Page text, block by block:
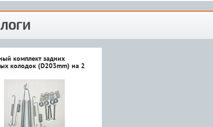
комплект задних
колодок (D203mm) на 2